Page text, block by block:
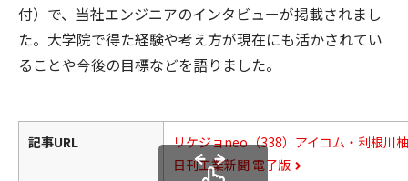
付）で、当社エンジニアのインタビューが掲載されまし
た。大学院で得た経験や考え方が現在にも活かされてい
ることや今後の目標などを語りました。
記事URL
リケジョneo（338）アイコム・利根川
日刊工業新聞 電子版